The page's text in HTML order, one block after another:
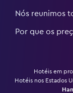
Nós reunimos
Por que os
Hotéis em
Hotéis nos Estados